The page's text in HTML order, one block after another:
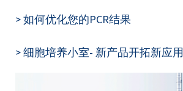
> 如何优化您的PCR结果
> 细胞培养小室- 新产品开拓新应用